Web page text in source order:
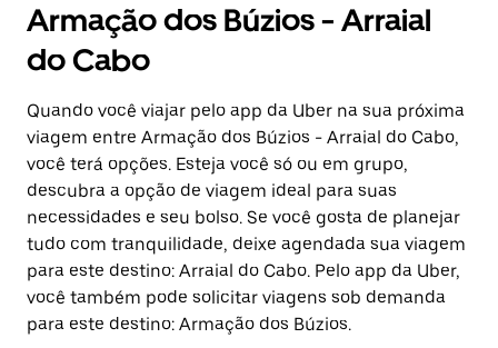
Armação dos Búzios - Arraial
do Cabo
Quando você viajar pelo app da Uber na sua próxima
viagem entre Armação dos Búzios - Arraial do Cabo,
você terá opções. Esteja você só ou em grupo,
descubra a opção de viagem ideal para suas
necessidades e seu bolso. Se você gosta de planejar
tudo com tranquilidade, deixe agendada sua viagem
para este destino: Arraial do Cabo. Pelo app da Uber,
você também pode solicitar viagens sob demanda
para este destino: Armação dos Búzios.